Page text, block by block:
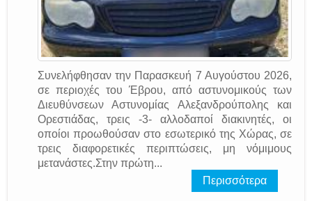
Συνελήφθησαν την Παρασκευή 7 Αυγούστου 2026,
σε περιοχές του Έβρου, από αστυνομικούς των
Διευθύνσεων Αστυνομίας Αλεξανδρούπολης και
Ορεστιάδας, τρεις -3- αλλοδαποί διακινητές, οι
οποίοι προωθούσαν στο εσωτερικό της Χώρας, σε
τρεις διαφορετικές περιπτώσεις, μη νόμιμους
μετανάστες.Στην πρώτη...
Περισσότερα